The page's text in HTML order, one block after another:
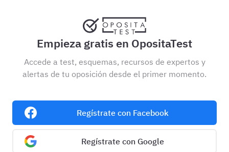
Empieza gratis en OpositaTest
Accede a test, esquemas, recursos de expertos y
alertas de tu oposición desde el primer momento.
Regístrate con Facebook
Regístrate con Google